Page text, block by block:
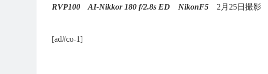
RVP100 AI-Nikkor 180 f/2.8s ED NikonF5 2月25日撮影
[ad#co-1]